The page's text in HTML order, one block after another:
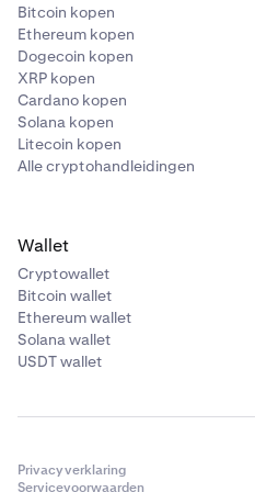
Bitcoin kopen
Ethereum kopen
Dogecoin kopen
XRP kopen
Cardano kopen
Solana kopen
Litecoin kopen
Alle cryptohandleidingen
Wallet
Cryptowallet
Bitcoin wallet
Ethereum wallet
Solana wallet
USDT wallet
Privacyverklaring
Servicevoorwaarden